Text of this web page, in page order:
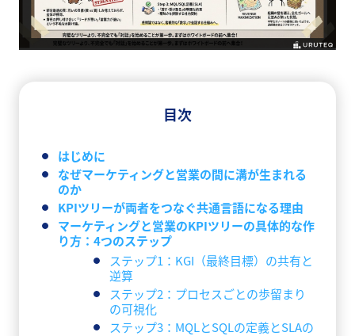
目次
はじめに
なぜマーケティングと営業の間に溝が生まれる
のか
KPIツリーが両者をつなぐ共通言語になる理由
マーケティングと営業のKPIツリーの具体的な作
り方：4つのステップ
ステップ1：KGI（最終目標）の共有と
逆算
ステップ2：プロセスごとの歩留まり
の可視化
ステップ3：MQLとSQLの定義とSLAの